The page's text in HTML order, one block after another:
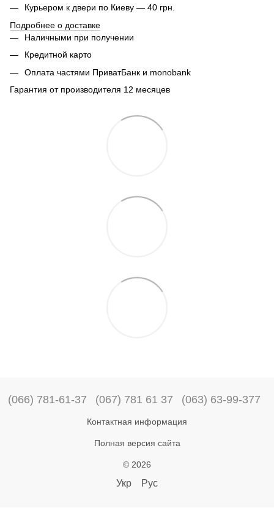
Курьером к двери по Киеву — 40 грн.
Подробнее о доставке
Наличными при получении
Кредитной карто
Оплата частями ПриватБанк и monobank
Гарантия от производителя 12 месяцев
(066) 781-61-37 (067) 781 61 37 (063) 63-99-377
Контактная информация
Полная версия сайта
© 2026
Укр Рус